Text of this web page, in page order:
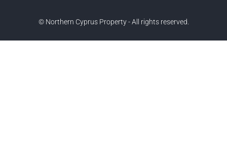
© Northern Cyprus Property - All rights reserved.